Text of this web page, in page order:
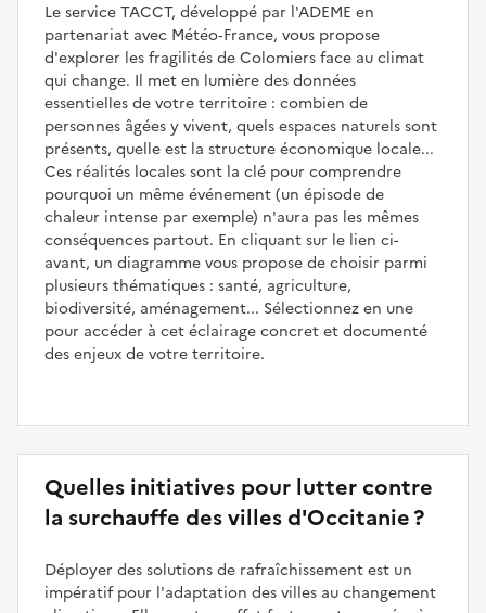
Le service TACCT, développé par l'ADEME en
partenariat avec Météo‑France, vous propose
d'explorer les fragilités de Colomiers face au climat
qui change. Il met en lumière des données
essentielles de votre territoire : combien de
personnes âgées y vivent, quels espaces naturels sont
présents, quelle est la structure économique locale...
Ces réalités locales sont la clé pour comprendre
pourquoi un même événement (un épisode de
chaleur intense par exemple) n'aura pas les mêmes
conséquences partout. En cliquant sur le lien ci-
avant, un diagramme vous propose de choisir parmi
plusieurs thématiques : santé, agriculture,
biodiversité, aménagement... Sélectionnez en une
pour accéder à cet éclairage concret et documenté
des enjeux de votre territoire.
Quelles initiatives pour lutter contre
la surchauffe des villes d'Occitanie ?
Déployer des solutions de rafraîchissement est un
impératif pour l'adaptation des villes au changement